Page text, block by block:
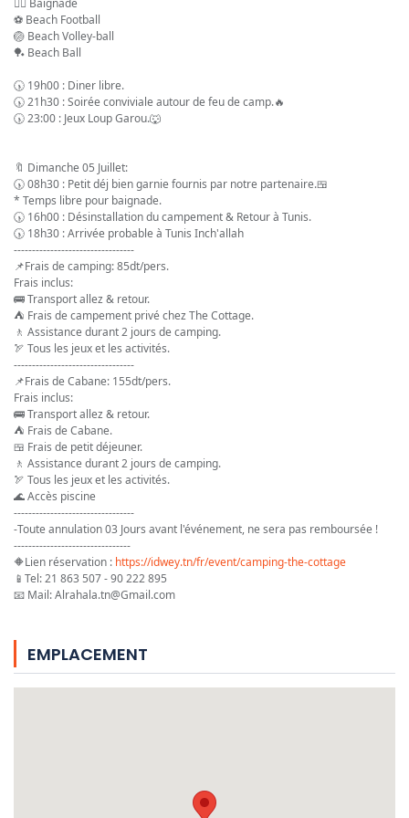
🏊‍♂️ Baignade
⚽️ Beach Football
🏐 Beach Volley-ball
🏓 Beach Ball
🕠 19h00 : Diner libre.
🕠 21h30 : Soirée conviviale autour de feu de camp.🔥
🕠 23:00 : Jeux Loup Garou.🐺
🔖 Dimanche 05 Juillet:
🕠 08h30 : Petit déj bien garnie fournis par notre partenaire.🍱
* Temps libre pour baignade.
🕠 16h00 : Désinstallation du campement & Retour à Tunis.
🕠 18h30 : Arrivée probable à Tunis Inch'allah
---------------------------------
📌Frais de camping: 85dt/pers.
Frais inclus:
🚌 Transport allez & retour.
⛺ Frais de campement privé chez The Cottage.
🚶 Assistance durant 2 jours de camping.
🏹 Tous les jeux et les activités.
---------------------------------
📌Frais de Cabane: 155dt/pers.
Frais inclus:
🚌 Transport allez & retour.
⛺ Frais de Cabane.
🍱 Frais de petit déjeuner.
🚶 Assistance durant 2 jours de camping.
🏹 Tous les jeux et les activités.
🌊 Accès piscine
---------------------------------
-Toute annulation 03 Jours avant l'événement, ne sera pas remboursée !
--------------------------------
🔶️Lien réservation : https://idwey.tn/fr/event/camping-the-cottage
📱 Tel: 21 863 507 - 90 222 895
📧 Mail: Alrahala.tn@Gmail.com
EMPLACEMENT